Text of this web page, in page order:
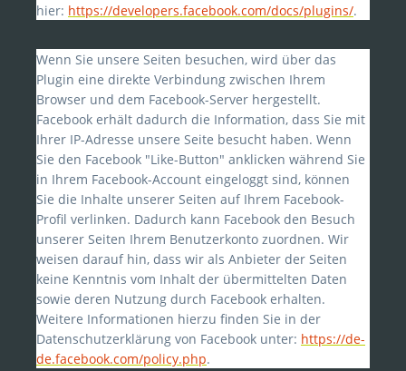
hier: https://developers.facebook.com/docs/plugins/.
Wenn Sie unsere Seiten besuchen, wird über das
Plugin eine direkte Verbindung zwischen Ihrem
Browser und dem Facebook-Server hergestellt.
Facebook erhält dadurch die Information, dass Sie mit
Ihrer IP-Adresse unsere Seite besucht haben. Wenn
Sie den Facebook "Like-Button" anklicken während Sie
in Ihrem Facebook-Account eingeloggt sind, können
Sie die Inhalte unserer Seiten auf Ihrem Facebook-
Profil verlinken. Dadurch kann Facebook den Besuch
unserer Seiten Ihrem Benutzerkonto zuordnen. Wir
weisen darauf hin, dass wir als Anbieter der Seiten
keine Kenntnis vom Inhalt der übermittelten Daten
sowie deren Nutzung durch Facebook erhalten.
Weitere Informationen hierzu finden Sie in der
Datenschutzerklärung von Facebook unter: https://de-
de.facebook.com/policy.php.